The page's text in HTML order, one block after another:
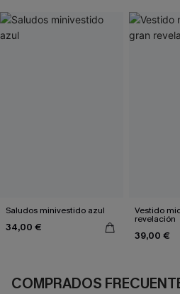
Saludos minivestido azul
34,00 €
Vestido
revelación
39,00 €
COMPRADOS